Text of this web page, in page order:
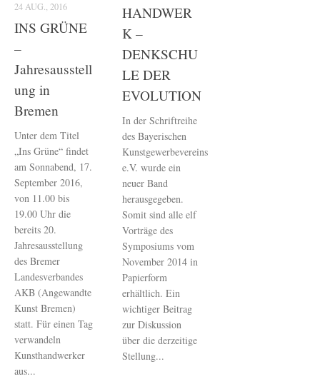
24 AUG., 2016
INS GRÜNE
–
Jahresausstell
ung in
Bremen
Unter dem Titel
„Ins Grüne“ findet
am Sonnabend, 17.
September 2016,
von 11.00 bis
19.00 Uhr die
bereits 20.
Jahresausstellung
des Bremer
Landesverbandes
AKB (Angewandte
Kunst Bremen)
statt. Für einen Tag
verwandeln
Kunsthandwerker
aus...
HANDWER
K –
DENKSCHU
LE DER
EVOLUTION
In der Schriftreihe
des Bayerischen
Kunstgewerbevereins
e.V. wurde ein
neuer Band
herausgegeben.
Somit sind alle elf
Vorträge des
Symposiums vom
November 2014 in
Papierform
erhältlich. Ein
wichtiger Beitrag
zur Diskussion
über die derzeitige
Stellung...